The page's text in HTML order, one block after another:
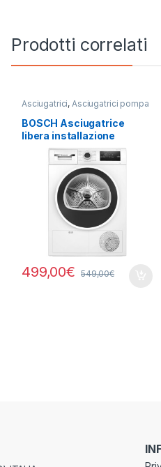
Prodotti correlati
Asciugatrici,Asciugatrici pompa
di calore
BOSCH Asciugatrice
libera installazione
WTH85208II 8KG E
499,00€ 549,00€